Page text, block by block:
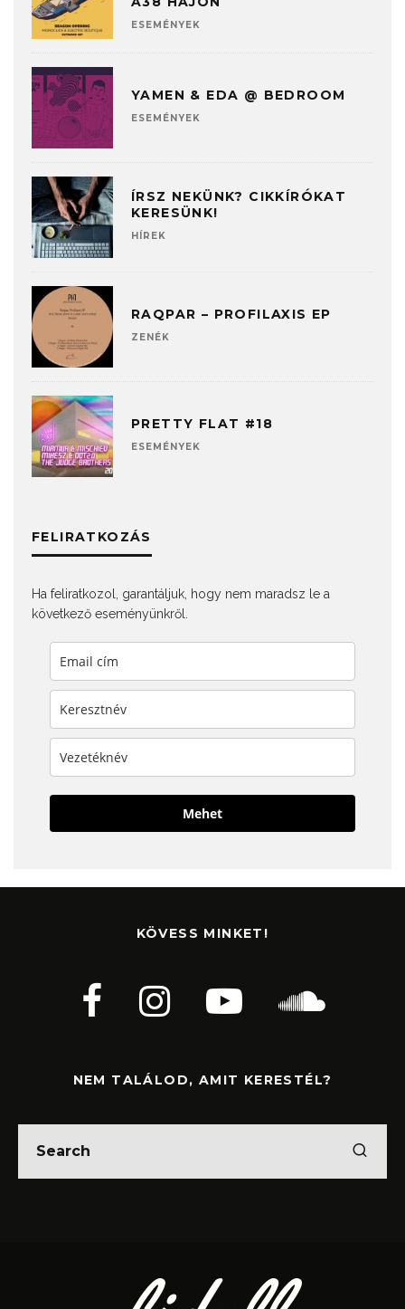
ESEMÉNYEK
YAMEN & EDA @ BEDROOM
ESEMÉNYEK
ÍRSZ NEKÜNK? CIKKÍRÓKAT
KERESÜNK!
HÍREK
RAQPAR – PROFILAXIS EP
ZENÉK
PRETTY FLAT #18
ESEMÉNYEK
FELIRATKOZÁS
Ha feliratkozol, garantáljuk, hogy nem maradsz le a
következő eseményünkről.
Mehet
KÖVESS MINKET!
NEM TALÁLOD, AMIT KERESTÉL?